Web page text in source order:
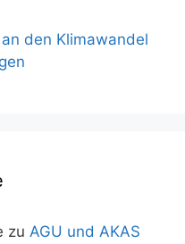
den Klimawandel
zu AGU und AKAS